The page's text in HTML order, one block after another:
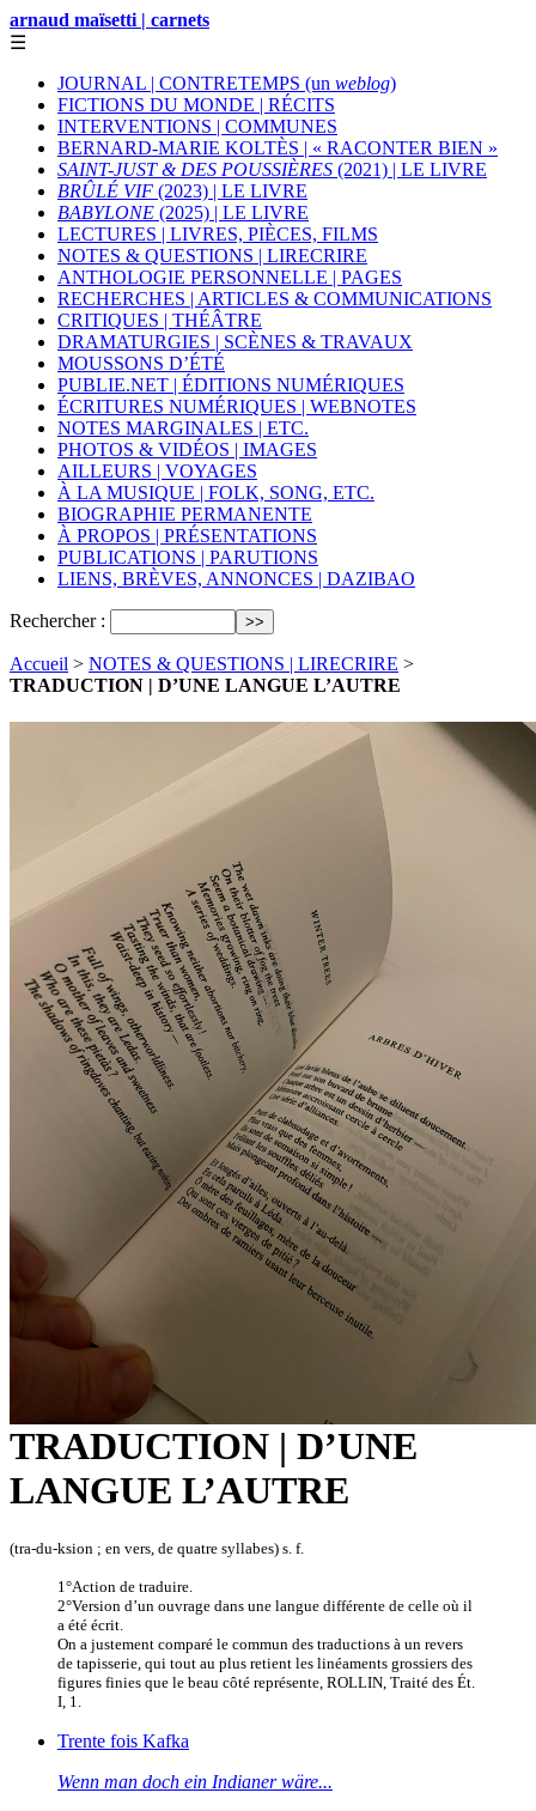
arnaud maïsetti | carnets
☰
JOURNAL | CONTRETEMPS (un weblog)
FICTIONS DU MONDE | RÉCITS
INTERVENTIONS | COMMUNES
BERNARD-MARIE KOLTÈS | « RACONTER BIEN »
SAINT-JUST & DES POUSSIÈRES (2021) | LE LIVRE
BRÛLÉ VIF (2023) | LE LIVRE
BABYLONE (2025) | LE LIVRE
LECTURES | LIVRES, PIÈCES, FILMS
NOTES & QUESTIONS | LIRECRIRE
ANTHOLOGIE PERSONNELLE | PAGES
RECHERCHES | ARTICLES & COMMUNICATIONS
CRITIQUES | THÉÂTRE
DRAMATURGIES | SCÈNES & TRAVAUX
MOUSSONS D’ÉTÉ
PUBLIE.NET | ÉDITIONS NUMÉRIQUES
ÉCRITURES NUMÉRIQUES | WEBNOTES
NOTES MARGINALES | ETC.
PHOTOS & VIDÉOS | IMAGES
AILLEURS | VOYAGES
À LA MUSIQUE | FOLK, SONG, ETC.
BIOGRAPHIE PERMANENTE
À PROPOS | PRÉSENTATIONS
PUBLICATIONS | PARUTIONS
LIENS, BRÈVES, ANNONCES | DAZIBAO
Rechercher :
Accueil > NOTES & QUESTIONS | LIRECRIRE >
TRADUCTION | D’UNE LANGUE L’AUTRE
TRADUCTION | D’UNE
LANGUE L’AUTRE
(tra-du-ksion ; en vers, de quatre syllabes) s. f.
1°Action de traduire.
2°Version d’un ouvrage dans une langue différente de celle où il
a été écrit.
On a justement comparé le commun des traductions à un revers
de tapisserie, qui tout au plus retient les linéaments grossiers des
figures finies que le beau côté représente, ROLLIN, Traité des Ét.
I, 1.
Trente fois Kafka
Wenn man doch ein Indianer wäre...